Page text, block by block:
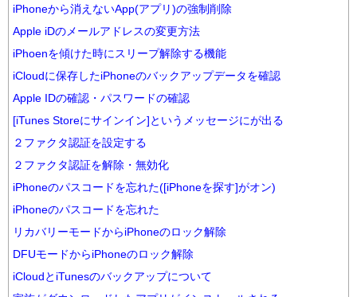
iPhoneから消えないApp(アプリ)の強制削除
Apple iDのメールアドレスの変更方法
iPhoenを傾けた時にスリープ解除する機能
iCloudに保存したiPhoneのバックアップデータを確認
Apple IDの確認・パスワードの確認
[iTunes Storeにサインイン]というメッセージにが出る
２ファクタ認証を設定する
２ファクタ認証を解除・無効化
iPhoneのパスコードを忘れた([iPhoneを探す]がオン)
iPhoneのパスコードを忘れた
リカバリーモードからiPhoneのロック解除
DFUモードからiPhoneのロック解除
iCloudとiTunesのバックアップについて